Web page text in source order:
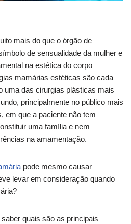
mais do que o órgão de
de sensualidade da mulher e
na estética do corpo
mamárias estéticas são cada
uma das cirurgias plásticas mais
principalmente no público mais
em que a paciente não tem
uma família e nem
na amamentação.
pode mesmo causar
levar em consideração quando
quais são as principais